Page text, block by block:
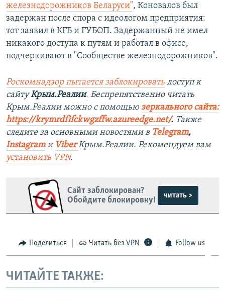
железнодорожников Беларуси", Коновалов был
задержан после спора с идеологом предприятия:
тот заявил в КГБ и ГУБОП. Задержанный не имел
никакого доступа к путям и работал в офисе,
подчеркивают в "Сообществе железнодорожников".
Роскомнадзор пытается заблокировать доступ к
сайтуКрым.Реалии. Беспрепятственно читать
Крым.Реалии можно с помощью зеркального сайта:
https://krymrdfifckwgzffw.azureedge.net/. ​ Также
следите за основными новостями в Telegram,
Instagram и ViberКрым.Реалии. Рекомендуем вам
установить VPN.
Сайт заблокирован?
Обойдите блокировку!
читать >
Поделиться Читать без VPN Follow us
ЧИТАЙТЕ ТАКЖЕ: